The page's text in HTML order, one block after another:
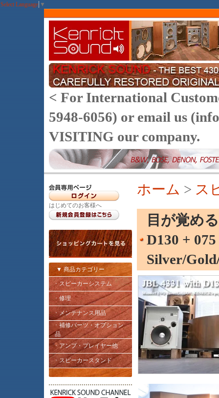
Select Language ▼
< For International
5948-6056) or email us
VISITING our company.
はじめてのお客様へ
▼ 商品カテゴリー
･ スピーカーシステム
･ 修理
･ メンテナンス用品
･ 補修パーツ・オプション
品
･ アンプ・プレイヤー他
･ スピーカースタンド
ホーム > ス
目が覚め
D130 +
Silver/